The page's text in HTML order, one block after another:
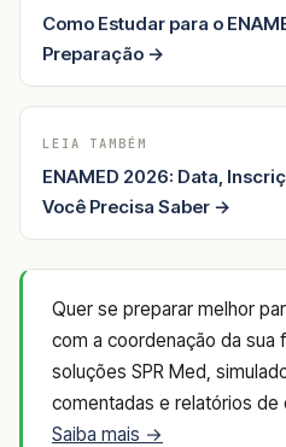
Como Estudar para o
Preparação →
LEIA TAMBÉM
ENAMED 2026: Data,
Você Precisa Saber →
Quer se preparar melhor
com a coordenação da sua
soluções SPR Med,
comentadas e relatórios de
Saiba mais →